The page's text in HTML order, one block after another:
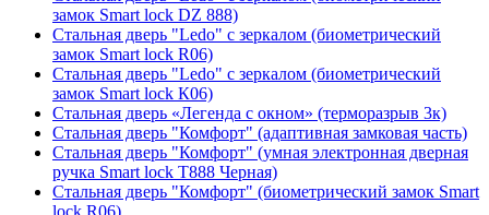
замок Smart lock DZ 888)
Стальная дверь "Ledo" с зеркалом (биометрический
замок Smart lock R06)
Стальная дверь "Ledo" с зеркалом (биометрический
замок Smart lock К06)
Стальная дверь «Легенда с окном» (терморазрыв 3к)
Стальная дверь "Комфорт" (адаптивная замковая часть)
Стальная дверь "Комфорт" (умная электронная дверная
ручка Smart lock T888 Черная)
Стальная дверь "Комфорт" (биометрический замок Smart
lock R06)